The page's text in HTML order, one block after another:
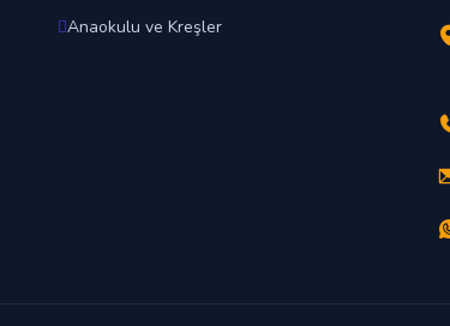
Anaokulu ve Kreşler